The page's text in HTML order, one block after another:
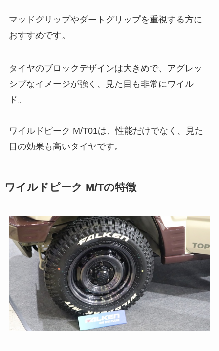
マッドグリップやダートグリップを重視する方に
おすすめです。
タイヤのブロックデザインは大きめで、アグレッ
シブなイメージが強く、見た目も非常にワイル
ド。
ワイルドピーク M/T01は、性能だけでなく、見た
目の効果も高いタイヤです。
ワイルドピーク M/Tの特徴